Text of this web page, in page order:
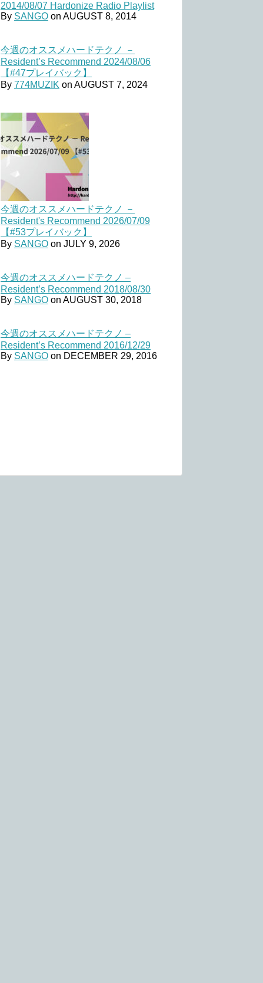
2014/08/07 Hardonize Radio Playlist
By SANGO on AUGUST 8, 2014
今週のオススメハードテクノ －
Resident’s Recommend 2024/08/06
【#47プレイバック】
By 774MUZIK on AUGUST 7, 2024
今週のオススメハードテクノ －
Resident's Recommend 2026/07/09
【#53プレイバック】
By SANGO on JULY 9, 2026
今週のオススメハードテクノ –
Resident’s Recommend 2018/08/30
By SANGO on AUGUST 30, 2018
今週のオススメハードテクノ –
Resident’s Recommend 2016/12/29
By SANGO on DECEMBER 29, 2016